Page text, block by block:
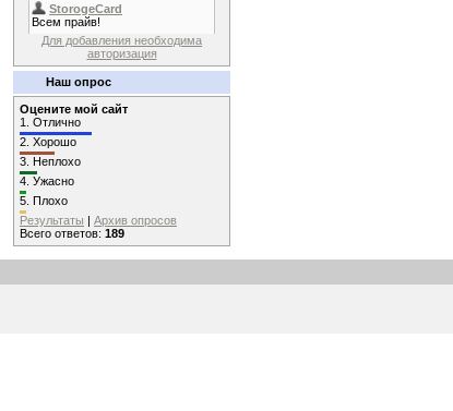
Для добавления необходима
авторизация
Наш опрос
Оцените мой сайт
1. Отлично
2. Хорошо
3. Неплохо
4. Ужасно
5. Плохо
Результаты | Архив опросов
Всего ответов: 189